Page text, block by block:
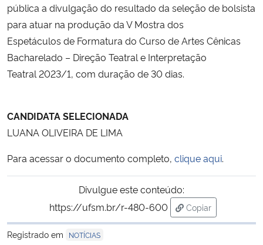
Ministério da Ciência, Tecnologia, Inovações e Comunicações
Ministério do Meio Ambiente
Controladoria-Geral da União
Ministério da Mulher, da Família e dos Direitos Humanos
pública a divulgação do resultado da seleção de bolsista
para atuar na produção da V Mostra dos
Espetáculos de Formatura do Curso de Artes Cênicas
Bacharelado – Direção Teatral e Interpretação
Teatral 2023/1, com duração de 30 dias.
CANDIDATA SELECIONADA
LUANA OLIVEIRA DE LIMA
Para acessar o documento completo, clique aqui.
Divulgue este conteúdo:
https://ufsm.br/r-480-600
Copiar
para área de
Registrado em
NOTÍCIAS